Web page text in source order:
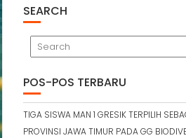
SEARCH
POS-POS TERBARU
TIGA SISWA MAN 1 GRESIK TERPILIH
PROVINSI JAWA TIMUR PADA GG